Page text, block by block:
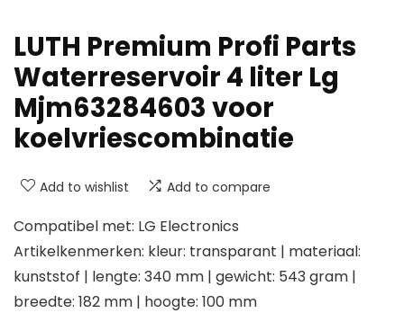
LUTH Premium Profi Parts
Waterreservoir 4 liter Lg
Mjm63284603 voor
koelvriescombinatie
Add to wishlist Add to compare
Compatibel met: LG Electronics
Artikelkenmerken: kleur: transparant | materiaal:
kunststof | lengte: 340 mm | gewicht: 543 gram |
breedte: 182 mm | hoogte: 100 mm